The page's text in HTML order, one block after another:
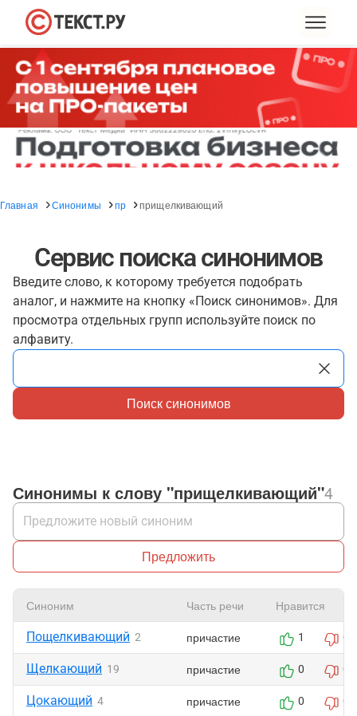
Главная Синонимы пр прищелкивающий
Сервис поиска синонимов
Введите слово, к которому требуется подобрать
аналог, и нажмите на кнопку «Поиск синонимов». Для
просмотра отдельных групп используйте поиск по
алфавиту.
Поиск синонимов
Синонимы к слову "прищелкивающий"4
Предложить
Синоним Часть речи Нравится
Пощелкивающий 2 причастие 1 0
Щелкающий 19 причастие 0 0
Цокающий 4 причастие 0 0